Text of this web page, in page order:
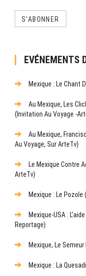
S'ABONNER
EVÉNEMENTS
Mexique : Le Chant
Au Mexique, Les
(Invitation Au Voyage -
Au Mexique,
Au Voyage, Sur ArteTv)
Le Mexique Contre
ArteTv)
Mexique : Le Pozole
Mexique-USA :
Reportage)
Mexique, Le
Mexique : La